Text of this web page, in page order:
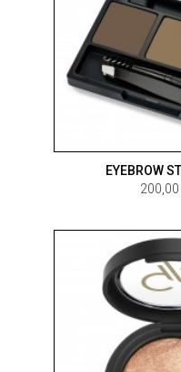
EYEBROW
200,00